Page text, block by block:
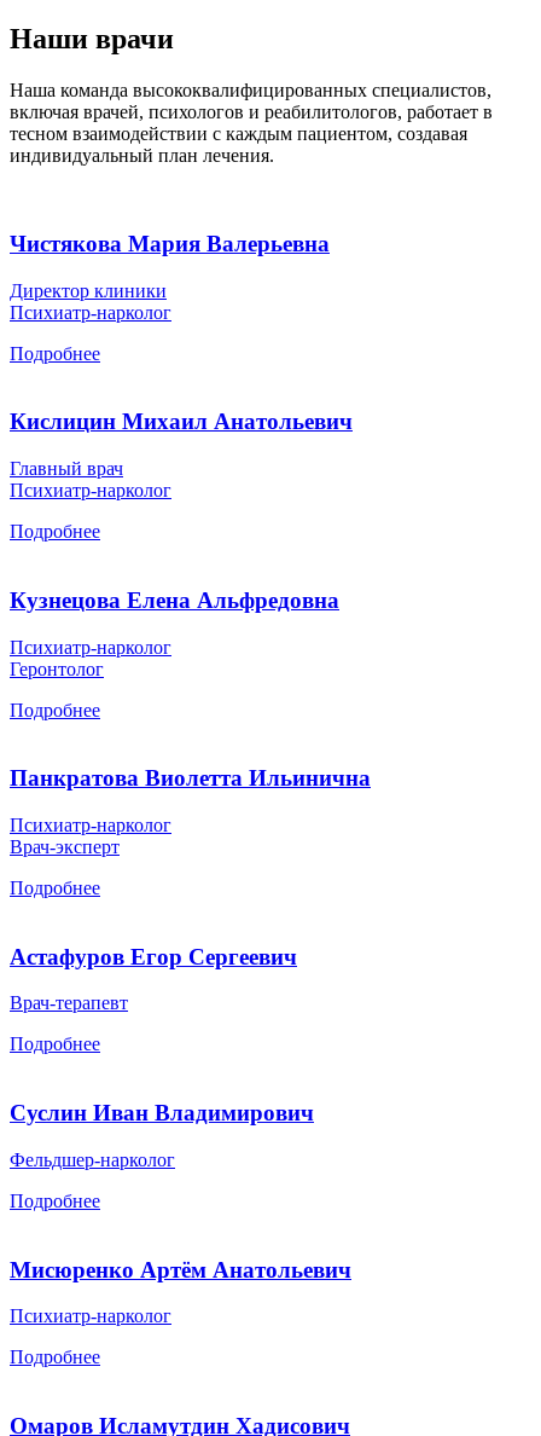
Наши врачи
Наша команда высококвалифицированных специалистов,
включая врачей, психологов и реабилитологов, работает в
тесном взаимодействии с каждым пациентом, создавая
индивидуальный план лечения.
Чистякова Мария Валерьевна
Директор клиники
Психиатр-нарколог
Подробнее
Кислицин Михаил Анатольевич
Главный врач
Психиатр-нарколог
Подробнее
Кузнецова Елена Альфредовна
Психиатр-нарколог
Геронтолог
Подробнее
Панкратова Виолетта Ильинична
Психиатр-нарколог
Врач-эксперт
Подробнее
Астафуров Егор Сергеевич
Врач-терапевт
Подробнее
Суслин Иван Владимирович
Фельдшер-нарколог
Подробнее
Мисюренко Артём Анатольевич
Психиатр-нарколог
Подробнее
Омаров Исламутдин Хадисович